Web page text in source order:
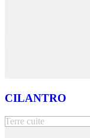
CILANTRO
Terre cuite